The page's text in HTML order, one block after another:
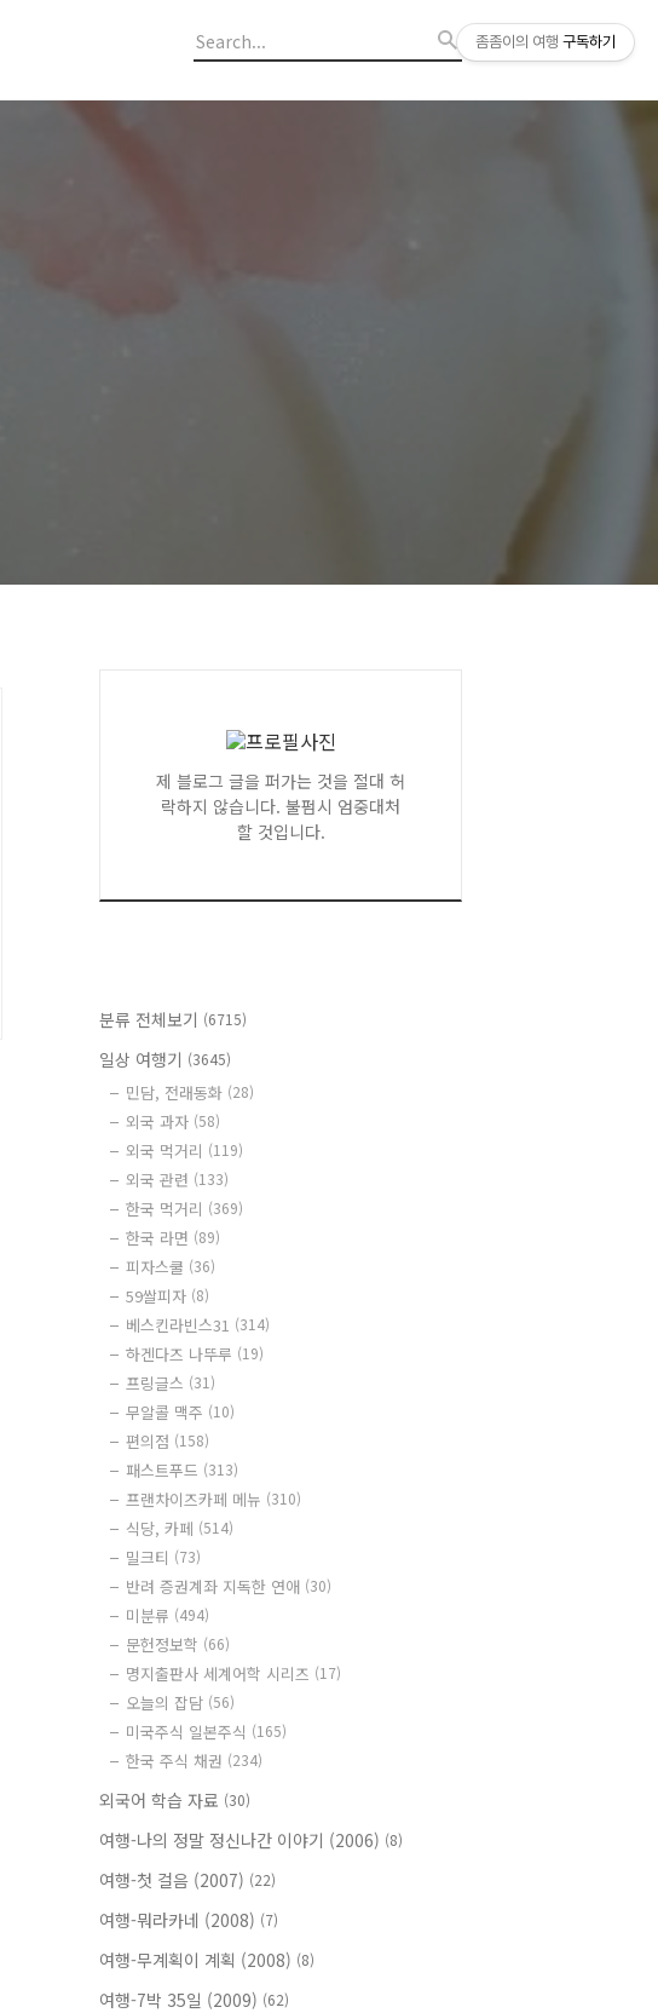
제 블로그 글을 퍼가는 것을 절대 허
락하지 않습니다. 불펌시 엄중대처
할 것입니다.
분류 전체보기 (6715)
일상 여행기 (3645)
민담, 전래동화 (28)
외국 과자 (58)
외국 먹거리 (119)
외국 관련 (133)
한국 먹거리 (369)
한국 라면 (89)
피자스쿨 (36)
59쌀피자 (8)
베스킨라빈스31 (314)
하겐다즈 나뚜루 (19)
프링글스 (31)
무알콜 맥주 (10)
편의점 (158)
패스트푸드 (313)
프랜차이즈카페 메뉴 (310)
식당, 카페 (514)
밀크티 (73)
반려 증권계좌 지독한 연애 (30)
미분류 (494)
문헌정보학 (66)
명지출판사 세계어학 시리즈 (17)
오늘의 잡담 (56)
미국주식 일본주식 (165)
한국 주식 채권 (234)
외국어 학습 자료 (30)
여행-나의 정말 정신나간 이야기 (2006) (8)
여행-첫 걸음 (2007) (22)
여행-뭐라카네 (2008) (7)
여행-무계획이 계획 (2008) (8)
여행-7박 35일 (2009) (62)
좀좀이의 여행 구독하기